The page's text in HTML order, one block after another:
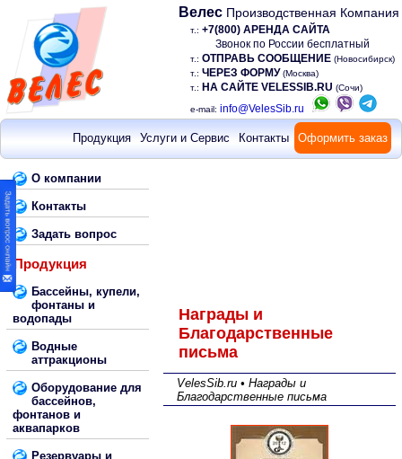
Велес Производственная Компания
т.: +7(800) АРЕНДА САЙТА
Звонок по России бесплатный
т.: ОТПРАВЬ СООБЩЕНИЕ (Новосибирск)
т.: ЧЕРЕЗ ФОРМУ (Москва)
т.: НА САЙТЕ VELESSIB.RU (Сочи)
e-mail: info@VelesSib.ru
Продукция Услуги и Сервис Контакты Оформить заказ
О компании
Контакты
Задать вопрос
Продукция
Бассейны, купели,
фонтаны и
водопады
Водные
аттракционы
Оборудование для
бассейнов,
фонтанов и
аквапарков
Резервуары и
Награды и
Благодарственные
письма
VelesSib.ru • Награды и
Благодарственные письма